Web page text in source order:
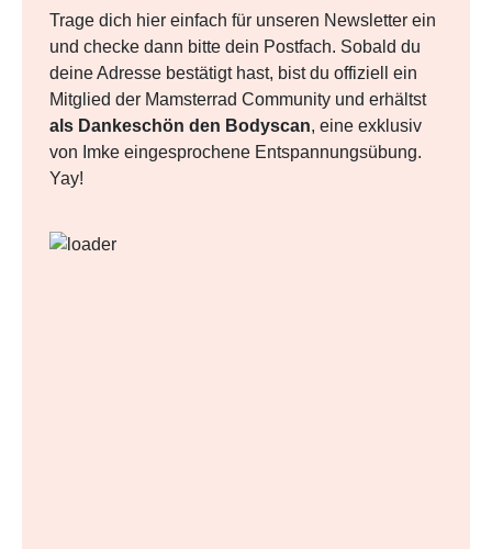
Trage dich hier einfach für unseren Newsletter ein
und checke dann bitte dein Postfach. Sobald du
deine Adresse bestätigt hast, bist du offiziell ein
Mitglied der Mamsterrad Community und erhältst
als Dankeschön den Bodyscan, eine exklusiv
von Imke eingesprochene Entspannungsübung.
Yay!